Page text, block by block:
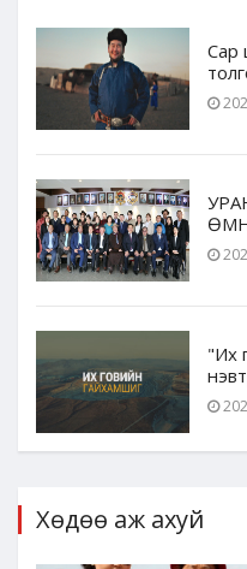
Сар
"Их
Хөдөө аж ахуй